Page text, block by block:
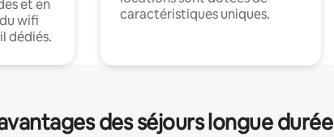
et en
wifi
dédiés.
caractéristiques uniques.
des séjours longue durée